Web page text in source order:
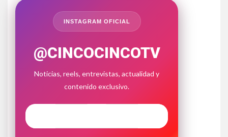
INSTAGRAM OFICIAL
@CINCOCINCOTV
Noticias, reels, entrevistas, actualidad y
contenido exclusivo.